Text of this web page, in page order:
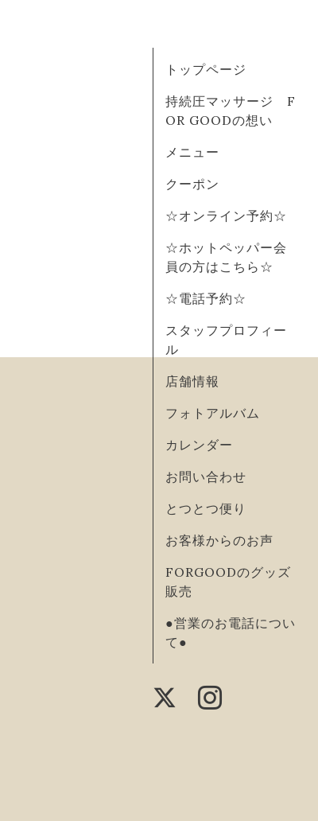
トップページ
持続圧マッサージ F
OR GOODの想い
メニュー
クーポン
☆オンライン予約☆
☆ホットペッパー会
員の方はこちら☆
☆電話予約☆
スタッフプロフィー
ル
店舗情報
フォトアルバム
カレンダー
お問い合わせ
とつとつ便り
お客様からのお声
FORGOODのグッズ
販売
●営業のお電話につい
て●